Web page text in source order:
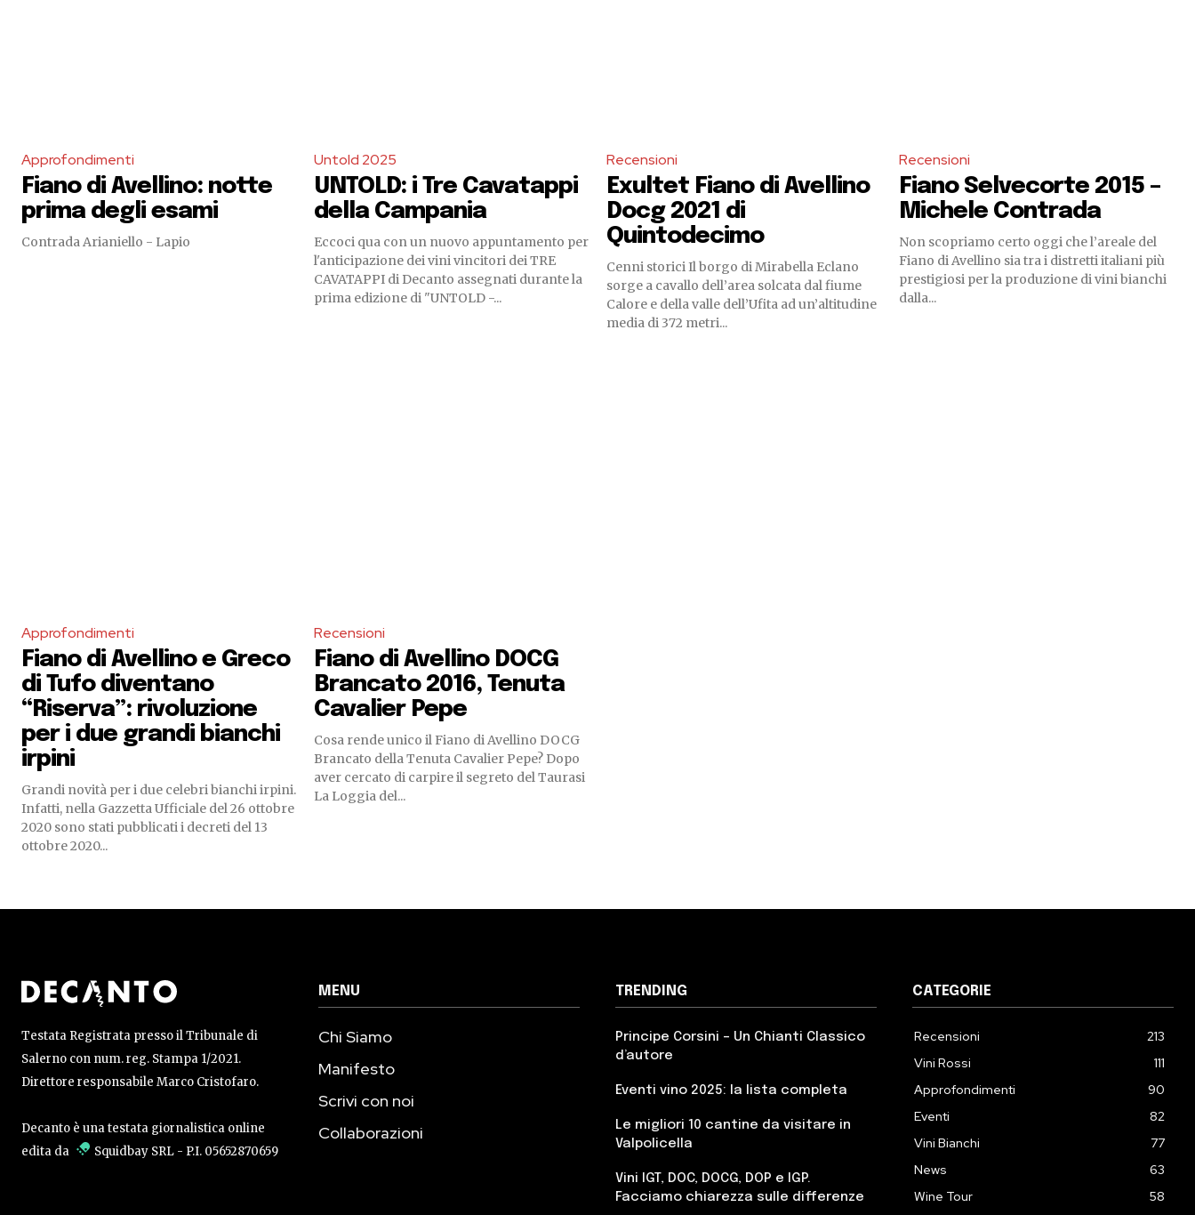
Approfondimenti
Fiano di Avellino: notte
prima degli esami
Contrada Arianiello - Lapio
Untold 2025
UNTOLD: i Tre Cavatappi
della Campania
Eccoci qua con un nuovo appuntamento per
l'anticipazione dei vini vincitori dei TRE
CAVATAPPI di Decanto assegnati durante la
prima edizione di "UNTOLD -...
Recensioni
Exultet Fiano di Avellino
Docg 2021 di
Quintodecimo
Cenni storici Il borgo di Mirabella Eclano
sorge a cavallo dell’area solcata dal fiume
Calore e della valle dell’Ufita ad un’altitudine
media di 372 metri...
Recensioni
Fiano Selvecorte 2015 –
Michele Contrada
Non scopriamo certo oggi che l’areale del
Fiano di Avellino sia tra i distretti italiani più
prestigiosi per la produzione di vini bianchi
dalla...
Approfondimenti
Fiano di Avellino e Greco
di Tufo diventano
“Riserva”: rivoluzione
per i due grandi bianchi
irpini
Grandi novità per i due celebri bianchi irpini.
Infatti, nella Gazzetta Ufficiale del 26 ottobre
2020 sono stati pubblicati i decreti del 13
ottobre 2020...
Recensioni
Fiano di Avellino DOCG
Brancato 2016, Tenuta
Cavalier Pepe
Cosa rende unico il Fiano di Avellino DOCG
Brancato della Tenuta Cavalier Pepe? Dopo
aver cercato di carpire il segreto del Taurasi
La Loggia del...
Testata Registrata presso il Tribunale di
Salerno con num. reg. Stampa 1/2021.
Direttore responsabile Marco Cristofaro.
Decanto è una testata giornalistica online
edita da
Squidbay SRL - P.I. 05652870659
MENU
Chi Siamo
Manifesto
Scrivi con noi
Collaborazioni
TRENDING
Principe Corsini – Un Chianti Classico
d’autore
Eventi vino 2025: la lista completa
Le migliori 10 cantine da visitare in
Valpolicella
Vini IGT, DOC, DOCG, DOP e IGP.
Facciamo chiarezza sulle differenze
CATEGORIE
Recensioni
213
Vini Rossi
111
Approfondimenti
90
Eventi
82
Vini Bianchi
77
News
63
Wine Tour
58